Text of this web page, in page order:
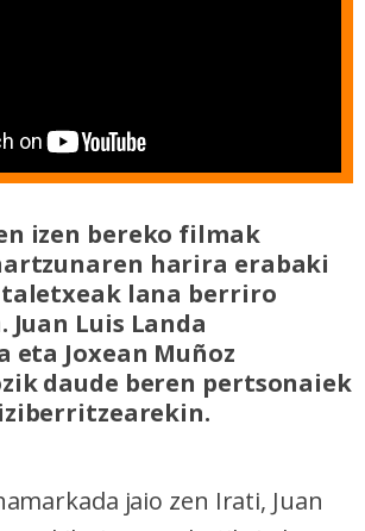
izen bereko filmak
harira erabaki
lana berriro
Luis Landa
Joxean Muñoz
daude beren pertsonaiek
jaio zen Irati, Juan